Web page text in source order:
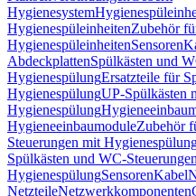
Hygienesystem
HygienespüleinheitenZubehör
HygienespüleinheitenSensoren
AbdeckplattenSpülkästen und
HygienespülungErsatzteile für
HygienespülungUP-Spülkästen
Hygienespülung
HygieneeinbaumoduleZubehör
Steuerungen mit
Spülkästen und WC-
HygienespülungSensorenKabel
NetzteileNetzwerkkomponenten